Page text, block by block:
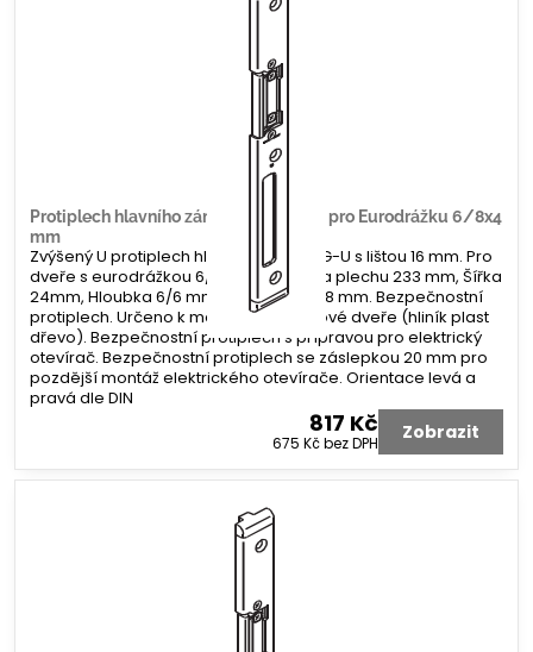
Protiplech hlavního zámku G-U tvar U pro Eurodrážku 6/8x4
mm
Zvýšený U protiplech hlavního zámku G-U s lištou 16 mm. Pro
dveře s eurodrážkou 6/8 x 4 mm. Délka plechu 233 mm, Šířka
24mm, Hloubka 6/6 mm. Koncovka 2x 8 mm. Bezpečnostní
protiplech. Určeno k montáži na profilové dveře (hliník plast
dřevo). Bezpečnostní protiplech s přípravou pro elektrický
otevírač. Bezpečnostní protiplech se záslepkou 20 mm pro
pozdější montáž elektrického otevírače. Orientace levá a
pravá dle DIN
817 Kč
675 Kčbez DPH Zobrazit